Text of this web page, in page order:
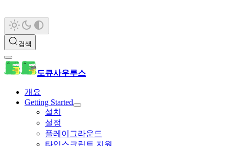
검색
도큐사우루스
개요
Getting Started
설치
설정
플레이그라운드